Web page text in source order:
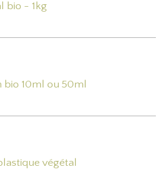
bio - 1kg
bio 10ml ou 50ml
végétal